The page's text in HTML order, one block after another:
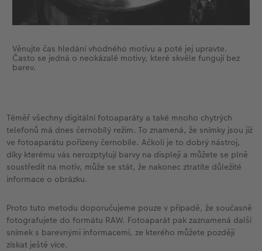
Věnujte čas hledání vhodného motivu a poté jej upravte.
Často se jedná o neokázalé motivy, které skvěle fungují bez
barev.
Téměř všechny digitální fotoaparáty a také mnoho chytrých
telefonů má dnes černobílý režim. To znamená, že snímky jsou již
ve fotoaparátu pořízeny černobíle. Ačkoli je to dobrý nástroj,
díky kterému vás nerozptylují barvy na displeji a můžete se plně
soustředit na motiv, může se stát, že nakonec ztratíte důležité
informace o obrázku.
Proto tuto metodu doporučujeme pouze v případě, že současně
fotografujete do formátu RAW. Fotoaparát pak zaznamená další
snímek s barevnými informacemi, ze kterého můžete později
získat ještě více.